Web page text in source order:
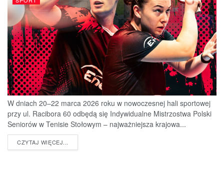
W dniach 20–22 marca 2026 roku w nowoczesnej hali sportowej
przy ul. Racibora 60 odbędą się Indywidualne Mistrzostwa Polski
Seniorów w Tenisie Stołowym – najważniejsza krajowa...
CZYTAJ WIĘCEJ...